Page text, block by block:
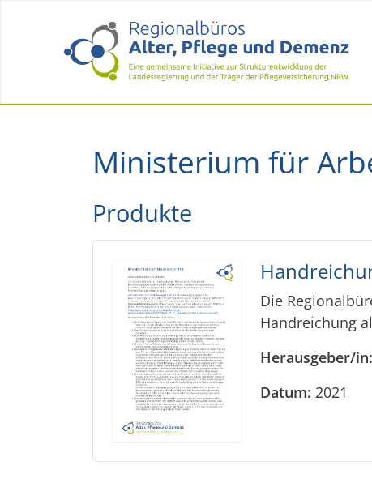
Ministerium für
Produkte
Die
Handreichung
Herausgeber/in:
Datum: 2021